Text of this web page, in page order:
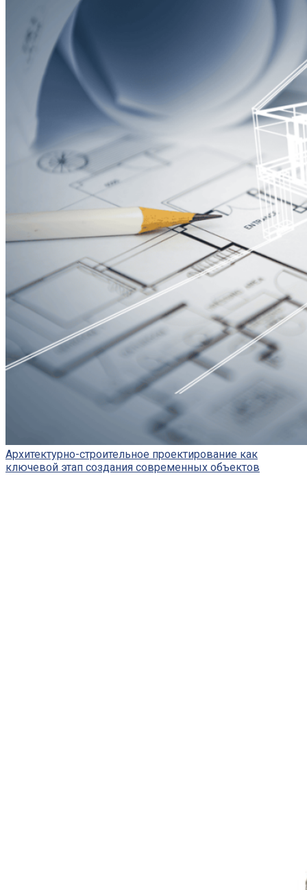
Архитектурно-строительное проектирование как
ключевой этап создания современных объектов